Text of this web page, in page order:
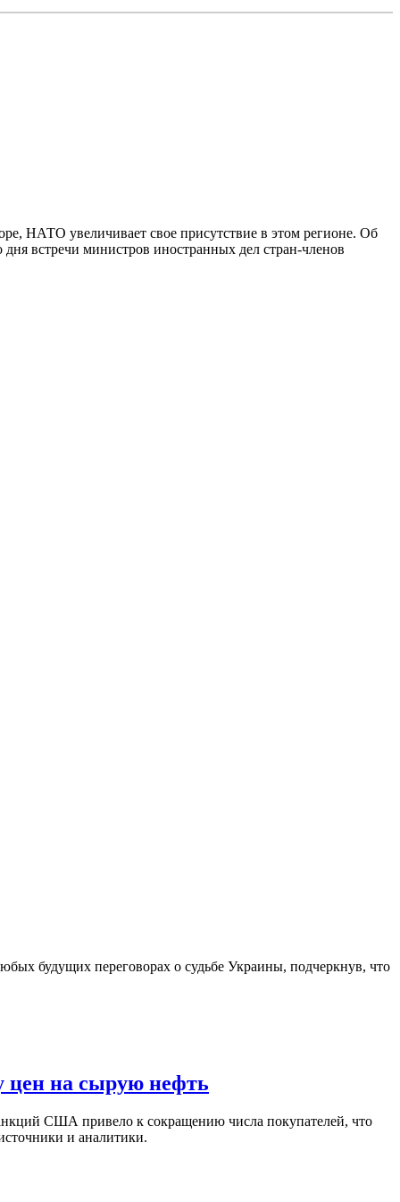
НАТО увеличивает свое присутствие в этом регионе. Об
встречи министров иностранных дел стран-членов
будущих переговорах о судьбе Украины, подчеркнув, что
цен на сырую нефть
США привело к сокращению числа покупателей, что
и аналитики.